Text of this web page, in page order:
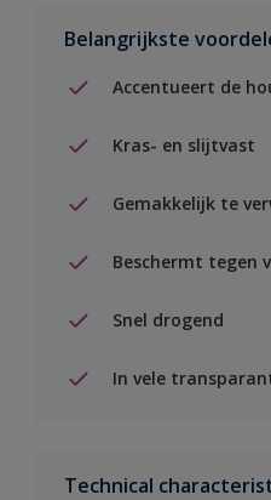
Belangrijkste
Accentueert de
Kras- en slijtvast
Gemakkelijk te
Beschermt tegen
Snel drogend
In vele
Technical